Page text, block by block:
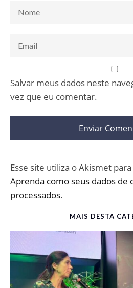
Salvar meus dados neste
vez que eu comentar.
Esse site utiliza o Akismet
Aprenda como seus dados de
processados.
MAIS DESTA